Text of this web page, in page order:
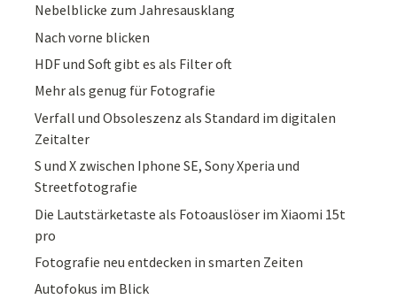
Nebelblicke zum Jahresausklang
Nach vorne blicken
HDF und Soft gibt es als Filter oft
Mehr als genug für Fotografie
Verfall und Obsoleszenz als Standard im digitalen
Zeitalter
S und X zwischen Iphone SE, Sony Xperia und
Streetfotografie
Die Lautstärketaste als Fotoauslöser im Xiaomi 15t
pro
Fotografie neu entdecken in smarten Zeiten
Autofokus im Blick